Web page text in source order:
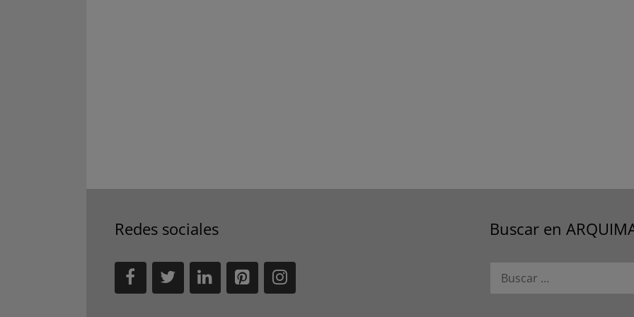
Redes sociales Buscar en